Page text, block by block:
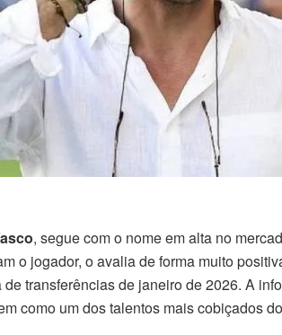
, segue com o nome em alta no
o jogador, o avalia de forma muito
transferências de janeiro de 2026. A
como um dos talentos mais cobiçados